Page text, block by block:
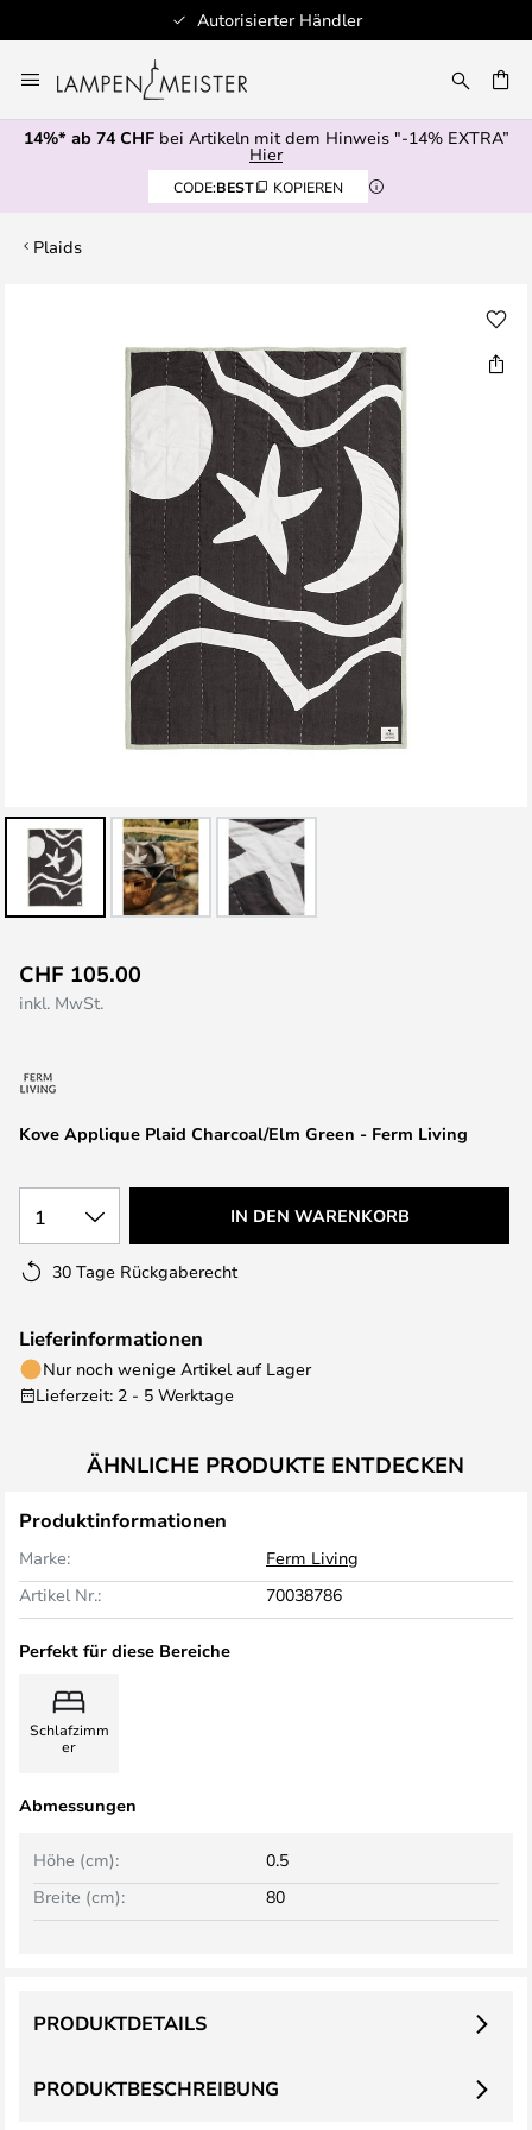
Autorisierter Händler
Inhalt
springen
14%* ab 74 CHFbei Artikeln mit dem Hinweis "-14% EXTRA”
Hier
CODE:BEST KOPIEREN
Plaids
Anfang
der
springen
Kove Applique Plaid Charcoal/Elm Green - Ferm Living
CHF 105.00
inkl. MwSt.
1 IN DEN WARENKORB
30 Tage Rückgaberecht
Lieferinformationen
Nur noch wenige Artikel auf Lager
Lieferzeit: 2 - 5 Werktage
ÄHNLICHE PRODUKTE ENTDECKEN
Produktinformationen
Marke:
Ferm Living
Artikel Nr.:
70038786
Perfekt für diese Bereiche
Schlafzimm
er
Abmessungen
Breite (cm): 80
Höhe (cm): 0.5
PRODUKTBESCHREIBUNG
PRODUKTDETAILS